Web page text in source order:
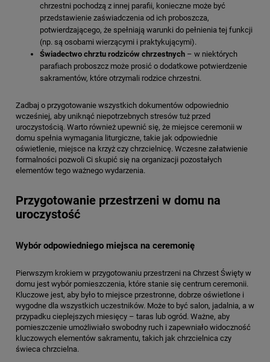
chrzestni pochodzą z innej parafii, konieczne może być
przedstawienie zaświadczenia od ich proboszcza,
potwierdzającego, że spełniają warunki do pełnienia tej funkcji
(np. są osobami wierzącymi i praktykującymi).
Świadectwo chrztu rodziców chrzestnych – w niektórych
parafiach proboszcz może prosić o dodatkowe potwierdzenie
sakramentów, które otrzymali rodzice chrzestni.
Zadbaj o przygotowanie wszystkich dokumentów odpowiednio
wcześniej, aby uniknąć niepotrzebnych stresów tuż przed
uroczystością. Warto również upewnić się, że miejsce ceremonii w
domu spełnia wymagania liturgiczne, takie jak odpowiednie
oświetlenie, miejsce na krzyż czy chrzcielnicę. Wczesne załatwienie
formalności pozwoli Ci skupić się na organizacji pozostałych
elementów tego ważnego wydarzenia.
Przygotowanie przestrzeni w domu na
uroczystość
Wybór odpowiedniego miejsca na ceremonię
Pierwszym krokiem w przygotowaniu przestrzeni na Chrzest Święty w
domu jest wybór pomieszczenia, które stanie się centrum ceremonii.
Kluczowe jest, aby było to miejsce przestronne, dobrze oświetlone i
wygodne dla wszystkich uczestników. Może to być salon, jadalnia, a w
przypadku cieplejszych miesięcy – taras lub ogród. Ważne, aby
pomieszczenie umożliwiało swobodny ruch i zapewniało widoczność
kluczowych elementów sakramentu, takich jak chrzcielnica czy
świeca chrzcielna.